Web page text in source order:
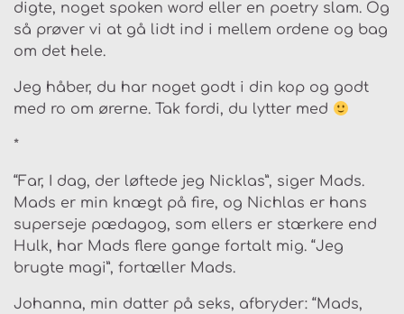
digte, noget spoken word eller en poetry slam. Og
så prøver vi at gå lidt ind i mellem ordene og bag
om det hele.
Jeg håber, du har noget godt i din kop og godt
med ro om ørerne. Tak fordi, du lytter med
*
“Far, I dag, der løftede jeg Nicklas”, siger Mads.
Mads er min knægt på fire, og Nichlas er hans
superseje pædagog, som ellers er stærkere end
Hulk, har Mads flere gange fortalt mig. “Jeg
brugte magi”, fortæller Mads.
Johanna, min datter på seks, afbryder: “Mads,